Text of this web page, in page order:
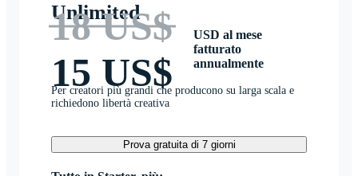
Unlimited
18 US$
15 US$
USD al mese
fatturato
annualmente
Per creatori più grandi che producono su larga scala e
richiedono libertà creativa
Prova gratuita di 7 giorni